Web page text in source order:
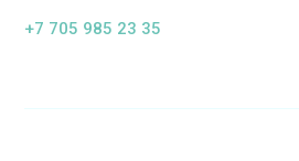
+7 705 985 23 35